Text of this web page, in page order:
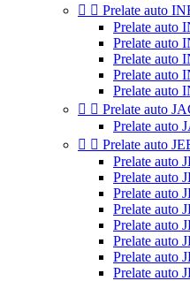
  Prelate auto
Prelate auto
Prelate auto
Prelate auto
Prelate auto
Prelate auto
  Prelate auto
Prelate auto
  Prelate auto
Prelate auto
Prelate auto
Prelate auto
Prelate auto
Prelate auto
Prelate auto
Prelate auto
Prelate auto